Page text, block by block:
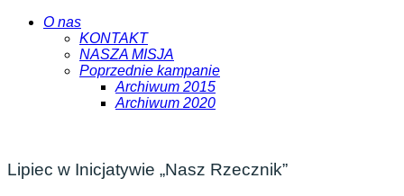
O nas
KONTAKT
NASZA MISJA
Poprzednie kampanie
Archiwum 2015
Archiwum 2020
Lipiec w Inicjatywie „Nasz Rzecznik”